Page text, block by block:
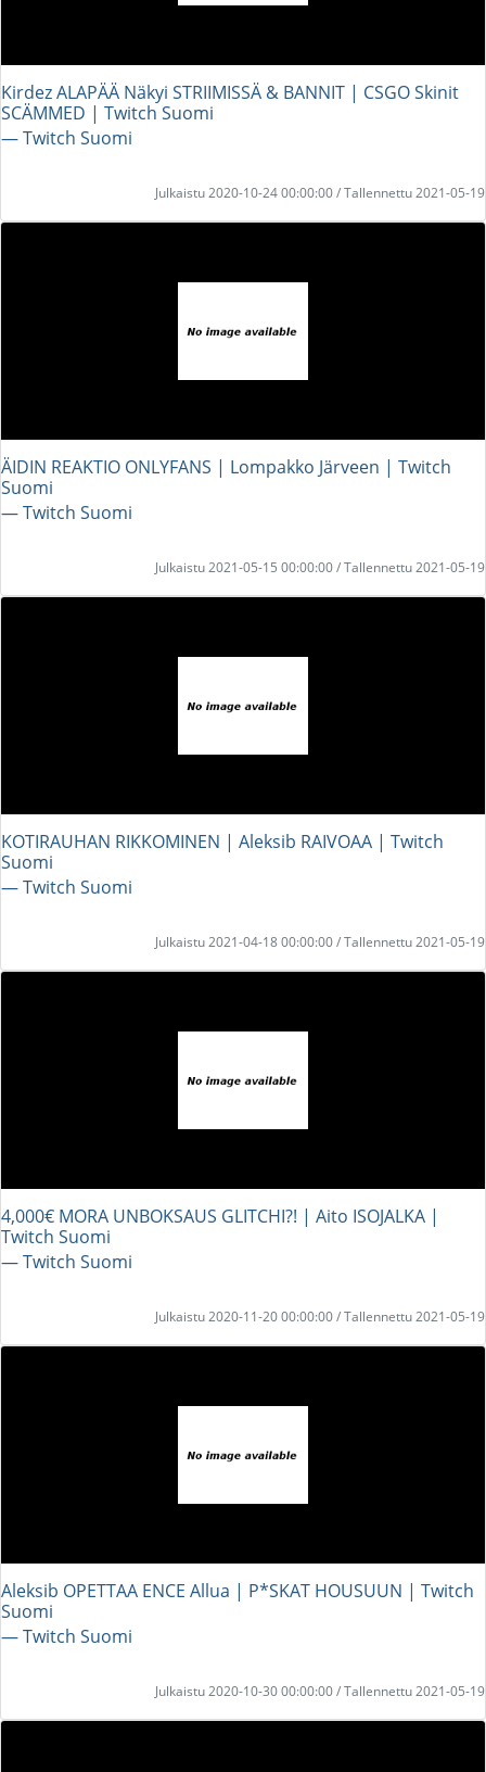
Kirdez ALAPÄÄ Näkyi STRIIMISSÄ & BANNIT | CSGO Skinit
SCÄMMED | Twitch Suomi
― Twitch Suomi
Julkaistu 2020-10-24 00:00:00 / Tallennettu 2021-05-19
ÄIDIN REAKTIO ONLYFANS | Lompakko Järveen | Twitch
Suomi
― Twitch Suomi
Julkaistu 2021-05-15 00:00:00 / Tallennettu 2021-05-19
KOTIRAUHAN RIKKOMINEN | Aleksib RAIVOAA | Twitch
Suomi
― Twitch Suomi
Julkaistu 2021-04-18 00:00:00 / Tallennettu 2021-05-19
4,000€ MORA UNBOKSAUS GLITCHI?! | Aito ISOJALKA |
Twitch Suomi
― Twitch Suomi
Julkaistu 2020-11-20 00:00:00 / Tallennettu 2021-05-19
Aleksib OPETTAA ENCE Allua | P*SKAT HOUSUUN | Twitch
Suomi
― Twitch Suomi
Julkaistu 2020-10-30 00:00:00 / Tallennettu 2021-05-19